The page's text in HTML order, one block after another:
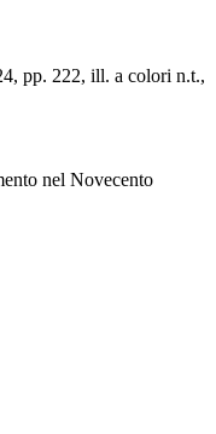
pp. 222, ill. a colori n.t.,
nel Novecento